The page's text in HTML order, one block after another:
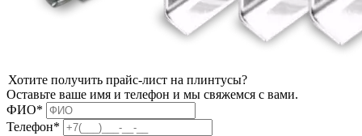
Хотите получить прайс-лист на плинтусы?
Оставьте ваше имя и телефон и мы свяжемся с вами.
ФИО*
Телефон*